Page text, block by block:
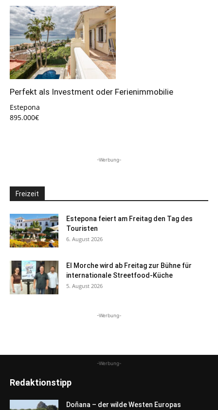
Perfekt als Investment oder Ferienimmobilie
Estepona
895.000€
-Werbung-
Freizeit
Estepona feiert am Freitag den Tag des
Touristen
6. August 2026
El Morche wird ab Freitag zur Bühne für
internationale Streetfood-Küche
5. August 2026
-Werbung-
-Werbung-
Redaktionstipp
Doñana – der wilde Westen Europas